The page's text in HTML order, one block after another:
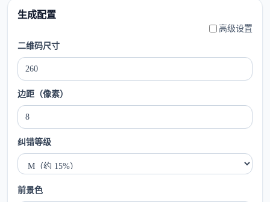
生成配置
高级设置
二维码尺寸
边距（像素）
纠错等级
前景色